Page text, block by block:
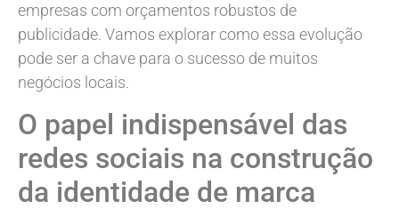
empresas com orçamentos robustos de
publicidade. Vamos explorar como essa evolução
pode ser a chave para o sucesso de muitos
negócios locais.
O papel indispensável das
redes sociais na construção
da identidade de marca